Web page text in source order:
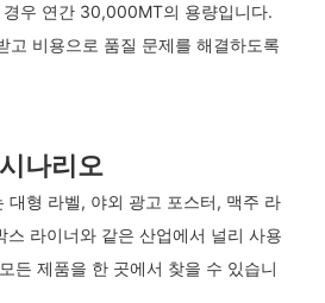
우 연간 30,000MT의 용량입니다.
고 비용으로 품질 문제를 해결하도록
나리오
대형 라벨, 야외 광고 포스터, 맥주 라
스 라이너와 같은 산업에서 널리 사용
든 제품을 한 곳에서 찾을 수 있습니